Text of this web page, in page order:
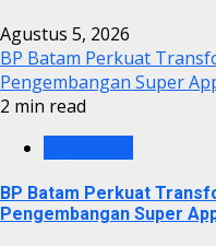
Agustus 5, 2026
BP Batam Perkuat
Pengembangan Super
2 min read
BP Batam Perkuat
Pengembangan Super